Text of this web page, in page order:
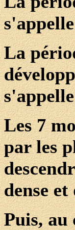
La
Les 7
par les
dense
Puis, au